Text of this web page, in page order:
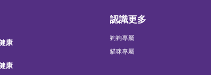
康
康
認識更多
狗狗專屬
貓咪專屬